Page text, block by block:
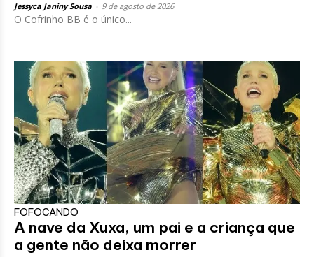
Jessyca Janiny Sousa 9 de agosto de 2026
O Cofrinho BB é o único...
FOFOCANDO
A nave da Xuxa, um pai e a criança que
a gente não deixa morrer